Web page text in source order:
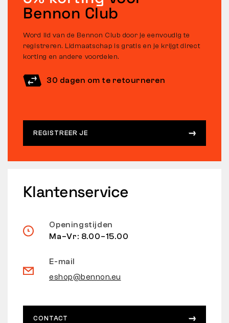
Bennon Club
Word lid van de Bennon Club door je eenvoudig te
registreren. Lidmaatschap is gratis en je krijgt direct
korting en andere voordelen.
30 dagen om te retourneren
REGISTREER JE
Klantenservice
Openingstijden
Ma–Vr: 8.00–15.00
E-mail
eshop@bennon.eu
CONTACT